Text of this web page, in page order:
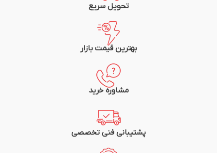
تحویل سریع
بهترین قیمت بازار
مشاوره خرید
پشتیبانی فنی تخصصی